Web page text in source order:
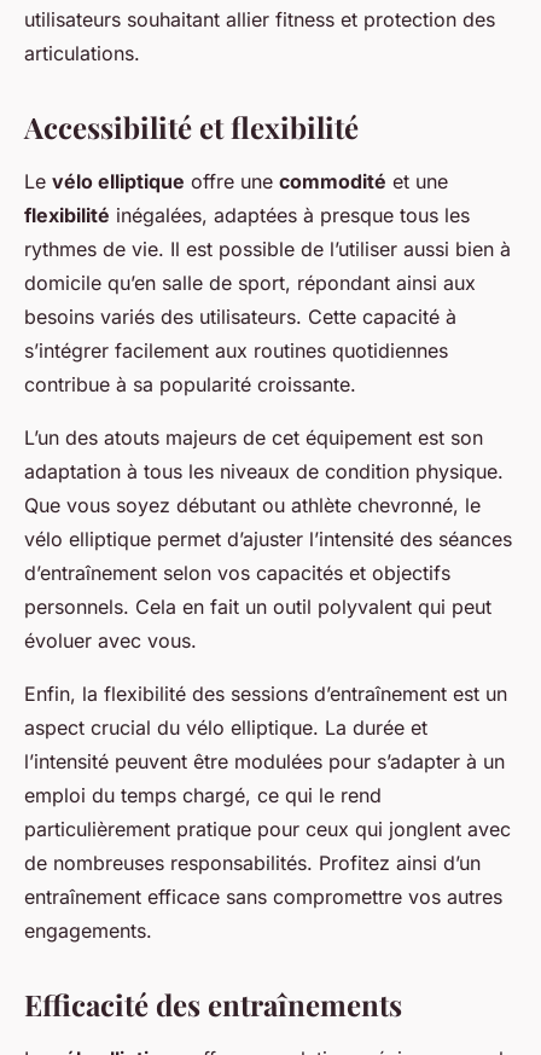
utilisateurs souhaitant allier fitness et protection des
articulations.
Accessibilité et flexibilité
Le vélo elliptique offre une commodité et une
flexibilité inégalées, adaptées à presque tous les
rythmes de vie. Il est possible de l’utiliser aussi bien à
domicile qu’en salle de sport, répondant ainsi aux
besoins variés des utilisateurs. Cette capacité à
s’intégrer facilement aux routines quotidiennes
contribue à sa popularité croissante.
L’un des atouts majeurs de cet équipement est son
adaptation à tous les niveaux de condition physique.
Que vous soyez débutant ou athlète chevronné, le
vélo elliptique permet d’ajuster l’intensité des séances
d’entraînement selon vos capacités et objectifs
personnels. Cela en fait un outil polyvalent qui peut
évoluer avec vous.
Enfin, la flexibilité des sessions d’entraînement est un
aspect crucial du vélo elliptique. La durée et
l’intensité peuvent être modulées pour s’adapter à un
emploi du temps chargé, ce qui le rend
particulièrement pratique pour ceux qui jonglent avec
de nombreuses responsabilités. Profitez ainsi d’un
entraînement efficace sans compromettre vos autres
engagements.
Efficacité des entraînements